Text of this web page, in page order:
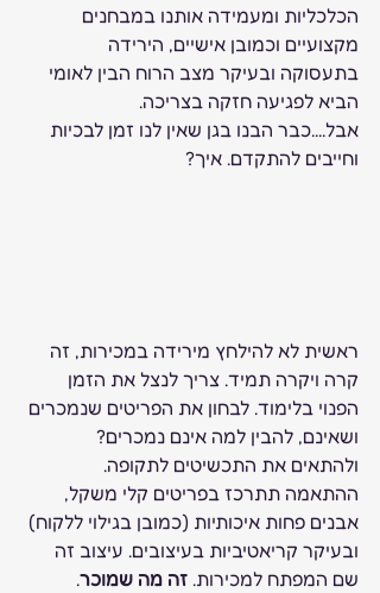
הכלכליות ומעמידה אותנו במבחנים
מקצועיים וכמובן אישיים, הירידה
בתעסוקה ובעיקר מצב הרוח הבין לאומי
הביא לפגיעה חזקה בצריכה.
אבל....כבר הבנו בגן שאין לנו זמן לבכיות
וחייבים להתקדם. איך?
ראשית לא להילחץ מירידה במכירות, זה
קרה ויקרה תמיד. צריך לנצל את הזמן
הפנוי בלימוד. לבחון את הפריטים שנמכרים
ושאינם, להבין למה אינם נמכרים?
ולהתאים את התכשיטים לתקופה.
ההתאמה תתרכז בפריטים קלי משקל,
אבנים פחות איכותיות (כמובן בגילוי ללקוח)
ובעיקר קריאטיביות בעיצובים. עיצוב זה
שם המפתח למכירות. זה מה שמוכר.